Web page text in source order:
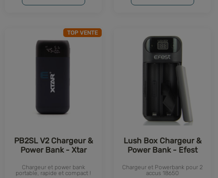
TOP VENTE
PB2SL V2 Chargeur &
Power Bank - Xtar
Chargeur et power bank
portable, rapide et compact !
Lush Box Chargeur &
Power Bank - Efest
Chargeur et Powerbank pour 2
accus 18650